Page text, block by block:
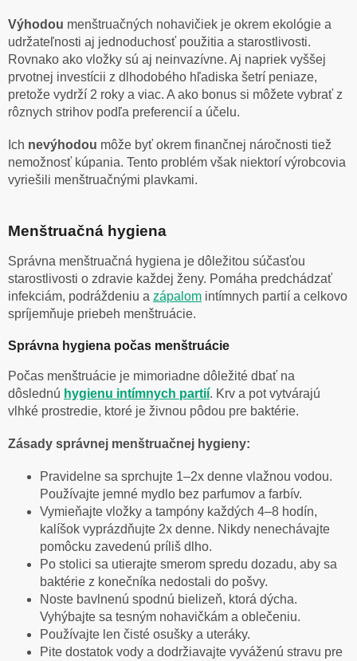
Výhodou menštruačných nohavičiek je okrem ekológie a
udržateľnosti aj jednoduchosť použitia a starostlivosti.
Rovnako ako vložky sú aj neinvazívne. Aj napriek vyššej
prvotnej investícii z dlhodobého hľadiska šetrí peniaze,
pretože vydrží 2 roky a viac. A ako bonus si môžete vybrať z
rôznych strihov podľa preferencií a účelu.
Ich nevýhodou môže byť okrem finančnej náročnosti tiež
nemožnosť kúpania. Tento problém však niektorí výrobcovia
vyriešili menštruačnými plavkami.
Menštruačná hygiena
Správna menštruačná hygiena je dôležitou súčasťou
starostlivosti o zdravie každej ženy. Pomáha predchádzať
infekciám, podráždeniu a zápalom intímnych partií a celkovo
spríjemňuje priebeh menštruácie.
Správna hygiena počas menštruácie
Počas menštruácie je mimoriadne dôležité dbať na
dôslednú hygienu intímnych partií. Krv a pot vytvárajú
vlhké prostredie, ktoré je živnou pôdou pre baktérie.
Zásady správnej menštruačnej hygieny:
Pravidelne sa sprchujte 1–2x denne vlažnou vodou.
Používajte jemné mydlo bez parfumov a farbív.
Vymieňajte vložky a tampóny každých 4–8 hodín,
kalíšok vyprázdňujte 2x denne. Nikdy nenechávajte
pomôcku zavedenú príliš dlho.
Po stolici sa utierajte smerom spredu dozadu, aby sa
baktérie z konečníka nedostali do pošvy.
Noste bavlnenú spodnú bielizeň, ktorá dýcha.
Vyhýbajte sa tesným nohavičkám a oblečeniu.
Používajte len čisté osušky a uteráky.
Pite dostatok vody a dodržiavajte vyváženú stravu pre